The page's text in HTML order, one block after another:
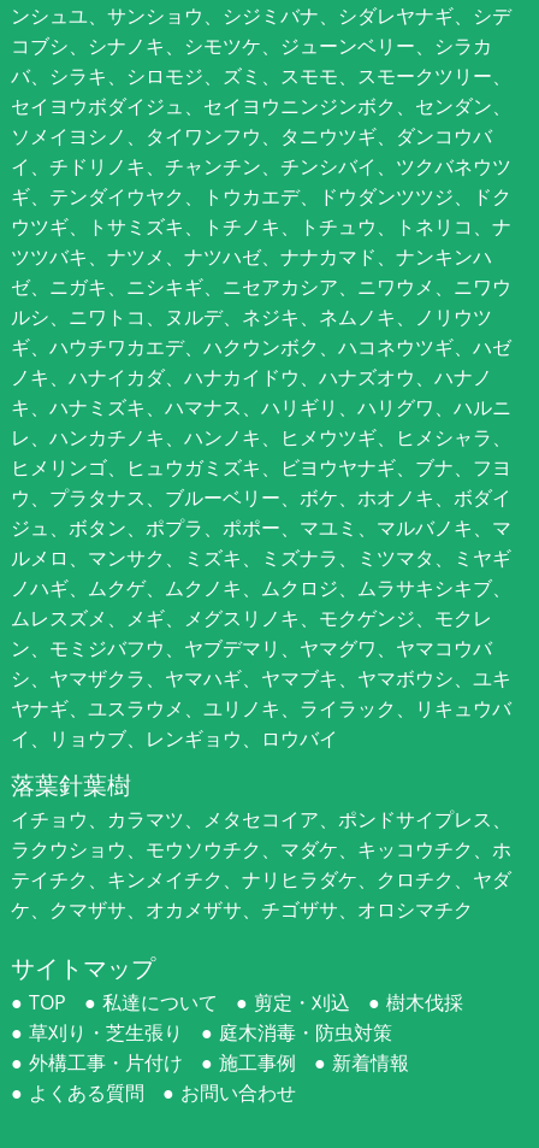
ンシュユ、サンショウ、シジミバナ、シダレヤナギ、シデ
コブシ、シナノキ、シモツケ、ジューンベリー、シラカ
バ、シラキ、シロモジ、ズミ、スモモ、スモークツリー、
セイヨウボダイジュ、セイヨウニンジンボク、センダン、
ソメイヨシノ、タイワンフウ、タニウツギ、ダンコウバ
イ、チドリノキ、チャンチン、チンシバイ、ツクバネウツ
ギ、テンダイウヤク、トウカエデ、ドウダンツツジ、ドク
ウツギ、トサミズキ、トチノキ、トチュウ、トネリコ、ナ
ツツバキ、ナツメ、ナツハゼ、ナナカマド、ナンキンハ
ゼ、ニガキ、ニシキギ、ニセアカシア、ニワウメ、ニワウ
ルシ、ニワトコ、ヌルデ、ネジキ、ネムノキ、ノリウツ
ギ、ハウチワカエデ、ハクウンボク、ハコネウツギ、ハゼ
ノキ、ハナイカダ、ハナカイドウ、ハナズオウ、ハナノ
キ、ハナミズキ、ハマナス、ハリギリ、ハリグワ、ハルニ
レ、ハンカチノキ、ハンノキ、ヒメウツギ、ヒメシャラ、
ヒメリンゴ、ヒュウガミズキ、ビヨウヤナギ、ブナ、フヨ
ウ、プラタナス、ブルーベリー、ボケ、ホオノキ、ボダイ
ジュ、ボタン、ポプラ、ポポー、マユミ、マルバノキ、マ
ルメロ、マンサク、ミズキ、ミズナラ、ミツマタ、ミヤギ
ノハギ、ムクゲ、ムクノキ、ムクロジ、ムラサキシキブ、
ムレスズメ、メギ、メグスリノキ、モクゲンジ、モクレ
ン、モミジバフウ、ヤブデマリ、ヤマグワ、ヤマコウバ
シ、ヤマザクラ、ヤマハギ、ヤマブキ、ヤマボウシ、ユキ
ヤナギ、ユスラウメ、ユリノキ、ライラック、リキュウバ
イ、リョウブ、レンギョウ、ロウバイ
落葉針葉樹
イチョウ、カラマツ、メタセコイア、ポンドサイプレス、
ラクウショウ、モウソウチク、マダケ、キッコウチク、ホ
テイチク、キンメイチク、ナリヒラダケ、クロチク、ヤダ
ケ、クマザサ、オカメザサ、チゴザサ、オロシマチク
サイトマップ
TOP 私達について 剪定・刈込
樹木伐採
草刈り・芝生張り
庭木消毒・防虫対策
外構工事・片付け
施工事例
新着情報
よくある質問
お問い合わせ